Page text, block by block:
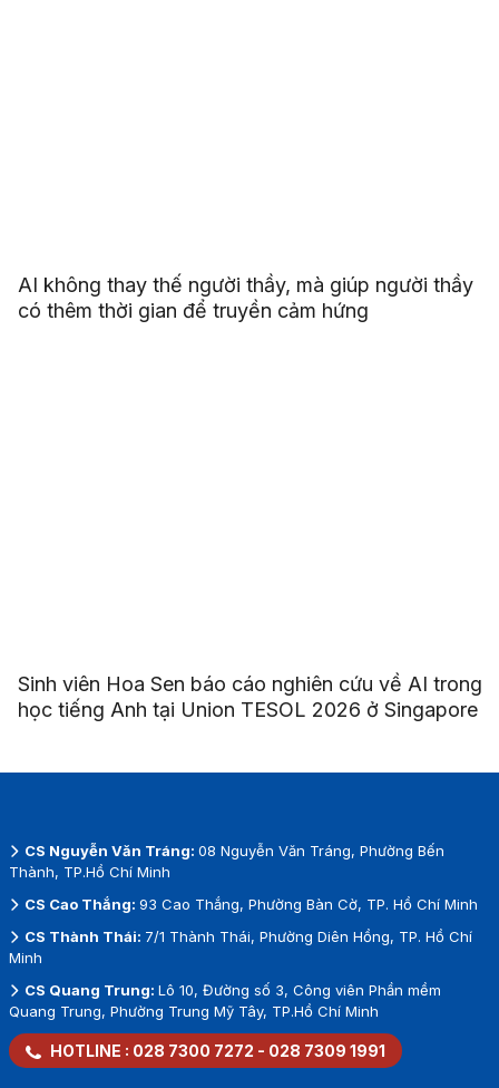
AI không thay thế người thầy, mà giúp người thầy
có thêm thời gian để truyền cảm hứng
Sinh viên Hoa Sen báo cáo nghiên cứu về AI trong
học tiếng Anh tại Union TESOL 2026 ở Singapore
CS Nguyễn Văn Tráng: 08 Nguyễn Văn Tráng, Phường Bến
Thành, TP.Hồ Chí Minh
CS Cao Thắng: 93 Cao Thắng, Phường Bàn Cờ, TP. Hồ Chí Minh
CS Thành Thái: 7/1 Thành Thái, Phường Diên Hồng, TP. Hồ Chí
Minh
CS Quang Trung: Lô 10, Đường số 3, Công viên Phần mềm
Quang Trung, Phường Trung Mỹ Tây, TP.Hồ Chí Minh
HOTLINE : 028 7300 7272 - 028 7309 1991